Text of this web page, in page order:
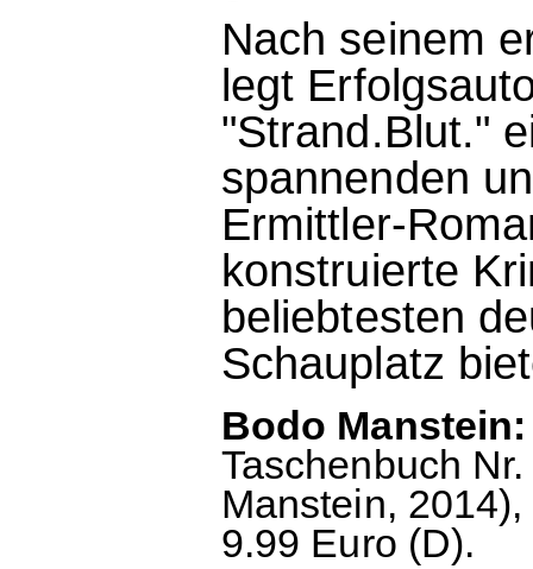
Nach seinem
legt
"Strand.Blut."
spannenden
Ermittler-
konstruierte
beliebtesten
Schauplatz
Bodo
Taschenbuch
Manstein,
9.99 Euro (D).